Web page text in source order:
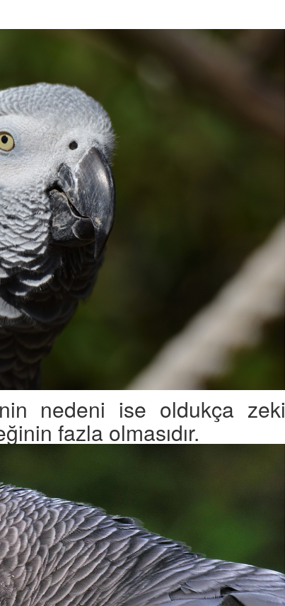
nedeni ise oldukça zeki
fazla olmasıdır.
Daha
Hissedebilir mi? Evrimsel
Kuşlar ile İlgili Söylenmiş En
Kuşların Tüy Renkleri Nasıl
Oluşur? Bilimsel Açıklama
27.08.2025